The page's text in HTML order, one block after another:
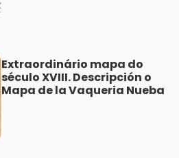
Extraordinário mapa do
século XVIII. Descripción o
Mapa de la Vaqueria Nueba